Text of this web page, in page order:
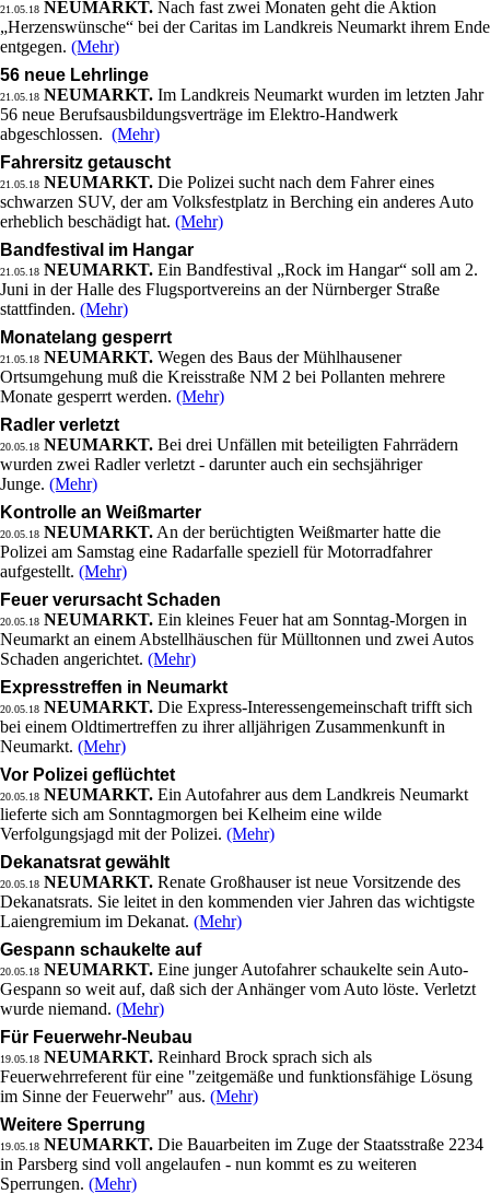
21.05.18 NEUMARKT. Nach fast zwei Monaten geht die Aktion
„Herzenswünsche“ bei der Caritas im Landkreis Neumarkt ihrem Ende
entgegen. (Mehr)
56 neue Lehrlinge
21.05.18 NEUMARKT. Im Landkreis Neumarkt wurden im letzten Jahr
56 neue Berufsausbildungsverträge im Elektro-Handwerk
abgeschlossen. (Mehr)
Fahrersitz getauscht
21.05.18 NEUMARKT. Die Polizei sucht nach dem Fahrer eines
schwarzen SUV, der am Volksfestplatz in Berching ein anderes Auto
erheblich beschädigt hat. (Mehr)
Bandfestival im Hangar
21.05.18 NEUMARKT. Ein Bandfestival „Rock im Hangar“ soll am 2.
Juni in der Halle des Flugsportvereins an der Nürnberger Straße
stattfinden. (Mehr)
Monatelang gesperrt
21.05.18 NEUMARKT. Wegen des Baus der Mühlhausener
Ortsumgehung muß die Kreisstraße NM 2 bei Pollanten mehrere
Monate gesperrt werden. (Mehr)
Radler verletzt
20.05.18 NEUMARKT. Bei drei Unfällen mit beteiligten Fahrrädern
wurden zwei Radler verletzt - darunter auch ein sechsjähriger
Junge. (Mehr)
Kontrolle an Weißmarter
20.05.18 NEUMARKT. An der berüchtigten Weißmarter hatte die
Polizei am Samstag eine Radarfalle speziell für Motorradfahrer
aufgestellt. (Mehr)
Feuer verursacht Schaden
20.05.18 NEUMARKT. Ein kleines Feuer hat am Sonntag-Morgen in
Neumarkt an einem Abstellhäuschen für Mülltonnen und zwei Autos
Schaden angerichtet. (Mehr)
Expresstreffen in Neumarkt
20.05.18 NEUMARKT. Die Express-Interessengemeinschaft trifft sich
bei einem Oldtimertreffen zu ihrer alljährigen Zusammenkunft in
Neumarkt. (Mehr)
Vor Polizei geflüchtet
20.05.18 NEUMARKT. Ein Autofahrer aus dem Landkreis Neumarkt
lieferte sich am Sonntagmorgen bei Kelheim eine wilde
Verfolgungsjagd mit der Polizei. (Mehr)
Dekanatsrat gewählt
20.05.18 NEUMARKT. Renate Großhauser ist neue Vorsitzende des
Dekanatsrats. Sie leitet in den kommenden vier Jahren das wichtigste
Laiengremium im Dekanat. (Mehr)
Gespann schaukelte auf
20.05.18 NEUMARKT. Eine junger Autofahrer schaukelte sein Auto-
Gespann so weit auf, daß sich der Anhänger vom Auto löste. Verletzt
wurde niemand. (Mehr)
Für Feuerwehr-Neubau
19.05.18 NEUMARKT. Reinhard Brock sprach sich als
Feuerwehrreferent für eine "zeitgemäße und funktionsfähige Lösung
im Sinne der Feuerwehr" aus. (Mehr)
Weitere Sperrung
19.05.18 NEUMARKT. Die Bauarbeiten im Zuge der Staatsstraße 2234
in Parsberg sind voll angelaufen - nun kommt es zu weiteren
Sperrungen. (Mehr)